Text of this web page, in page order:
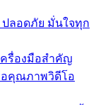
ลอดภัย มั่นใจทุก
ครื่องมือสำคัญ
อคุณภาพวิดีโอ